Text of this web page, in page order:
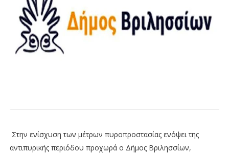
Στην ενίσχυση των μέτρων πυροπροστασίας ενόψει της
αντιπυρικής περιόδου προχωρά ο Δήμος Βριλησσίων,